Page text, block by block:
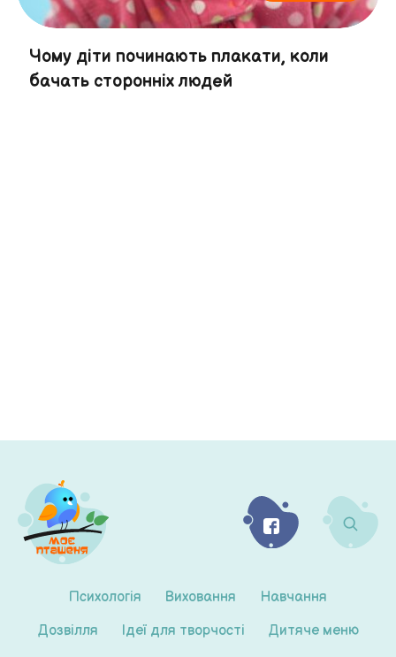
Чому діти починають плакати, коли
бачать сторонніх людей
Психологія Виховання
Навчання
Дозвілля
Ідеї для творчості
Дитяче меню